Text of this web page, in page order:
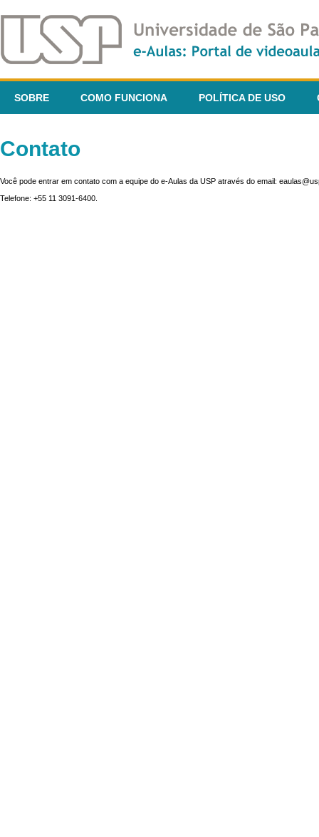
SOBRE COMO FUNCIONA POLÍTICA DE USO
Contato
Você pode entrar em contato com a equipe do e-Aulas da USP através do email:
Telefone: +55 11 3091-6400.